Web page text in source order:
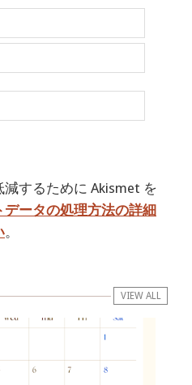
するために Akismet を
データの処理方法の詳細
。
VIEW ALL